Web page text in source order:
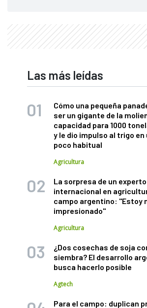
Las más leídas
Cómo una pequeña
ser un gigante de la
capacidad para 1000
y le dio impulso al trigo en
poco habitual
Agricultura
La sorpresa de un experto
internacional en
campo argentino: "Estoy
impresionado"
Agricultura
¿Dos cosechas de soja
siembra? El desarrollo
busca hacerlo posible
Agtech
Para el campo: duplican